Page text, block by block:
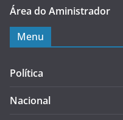
Área do Aministrador
Menu
Política
Nacional